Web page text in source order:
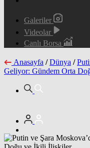
Galeriler
Videolar
Canlı Borsa
Anasayfa / Dünya /
Geliyor: Gündem Orta